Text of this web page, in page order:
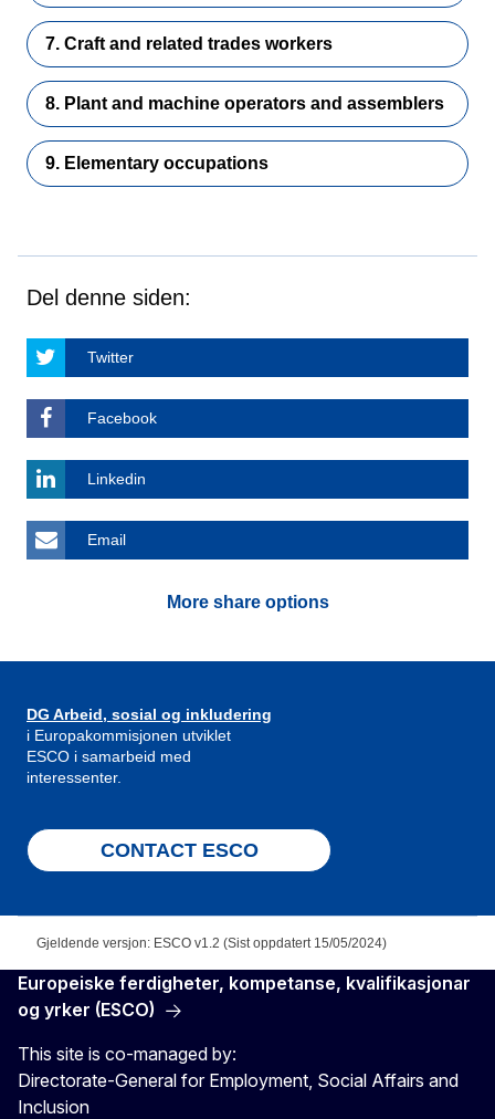
7. Craft and related trades workers
8. Plant and machine operators and assemblers
9. Elementary occupations
Del denne siden:
Twitter
Facebook
Linkedin
Email
More share options
DG Arbeid, sosial og inkludering
i Europakommisjonen utviklet
ESCO i samarbeid med
interessenter.
CONTACT ESCO
Gjeldende versjon: ESCO v1.2 (Sist oppdatert 15/05/2024)
Europeiske ferdigheter, kompetanse, kvalifikasjonar
og yrker (ESCO)
This site is co-managed by:
Directorate-General for Employment, Social Affairs and
Inclusion